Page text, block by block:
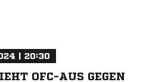
| 20:30
OFC-AUS GEGEN